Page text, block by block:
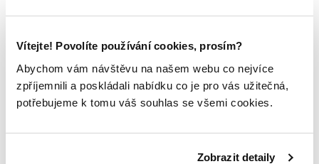
Vítejte! Povolíte používání cookies, prosím?
Abychom vám návštěvu na našem webu co nejvíce
zpříjemnili a poskládali nabídku co je pro vás užitečná,
potřebujeme k tomu váš souhlas se všemi cookies.
Zobrazit detaily